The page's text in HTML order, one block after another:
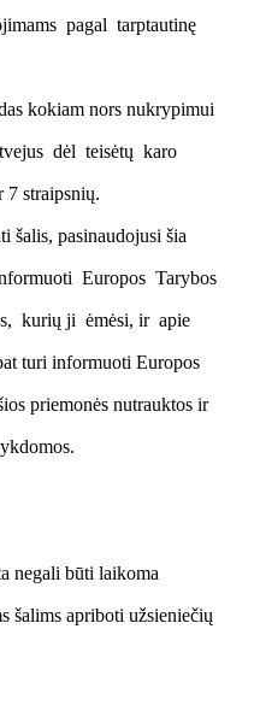
pagal tarptautinę
kokiam nors nukrypimui
dėl teisėtų karo
7 straipsnių.
pasinaudojusi šia
Europos Tarybos
kurių ji ėmėsi, ir apie
turi informuoti Europos
priemonės nutrauktos ir
negali būti laikoma
šalims apriboti užsieniečių